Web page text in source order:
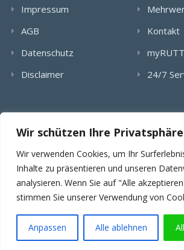
Wir schützen Ihre Privatsphäre
Wir verwenden Cookies, um Ihr
Inhalte zu präsentieren und unseren
analysieren. Wenn Sie auf "Alle
stimmen Sie unserer Verwendung von
Anpassen Alle ablehnen
Impressum
AGB
Datenschutz
Disclaimer
Kontakt
24/7
Verlinkung von Bildern, textlichen Inhalten
der schriftlichen Genehmigung der RUTTE
© 2025 RUTTE